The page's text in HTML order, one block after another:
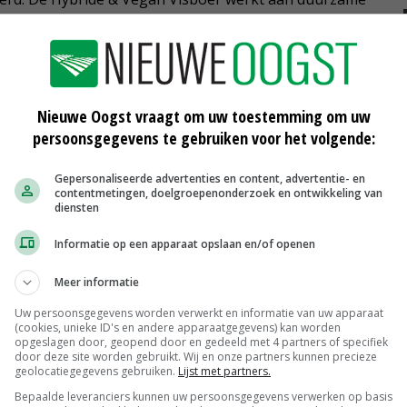
Twente plantaardige zuivel produceert van lokaal
en plantaardige ingrediënten in hybride
te verkleinen zonder op smaak in te leveren.
verbindingen tussen productie en consumptie
en De Hoeve Innovatie. Waar Akkervarken varkens
zich op het laten opgroeien van
De Hoeve Innovatie draagt bij met de
het dierenwelzijn verhogen als de
voor een zelfvoorzienende regio, strijden
en Heuvel Angus om de prijs. Boeren in het Bos zet
Boerderij werkt met een circulair
Nieuwe Oogst vraagt om uw toestemming om uw
persoonsgegevens te gebruiken voor het volgende:
Gepersonaliseerde advertenties en content, advertentie- en
contentmetingen, doelgroepenonderzoek en ontwikkeling van
diensten
Informatie op een apparaat opslaan en/of openen
Meer informatie
Uw persoonsgegevens worden verwerkt en informatie van uw apparaat
(cookies, unieke ID's en andere apparaatgegevens) kan worden
opgeslagen door, geopend door en gedeeld met 4 partners of specifiek
door deze site worden gebruikt. Wij en onze partners kunnen precieze
geolocatiegegevens gebruiken. Lijst met partners.
Bepaalde leveranciers kunnen uw persoonsgegevens verwerken op basis